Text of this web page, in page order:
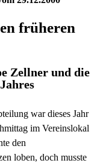
früheren
Zellner und die
war dieses Jahr
im Vereinslokal
den
loben, doch musste